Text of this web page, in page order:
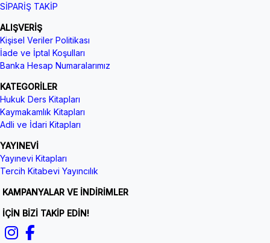
SİPARİŞ TAKİP
ALIŞVERİŞ
Kişisel Veriler Politikası
İade ve İptal Koşulları
Banka Hesap Numaralarımız
KATEGORİLER
Hukuk Ders Kitapları
Kaymakamlık Kitapları
Adli ve İdari Kitapları
YAYINEVİ
Yayınevi Kitapları
Tercih Kitabevi Yayıncılık
KAMPANYALAR VE İNDİRİMLER
İÇİN BİZİ TAKİP EDİN!